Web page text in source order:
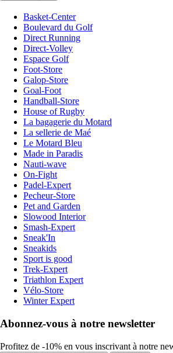
Basket-Center
Boulevard du Golf
Direct Running
Direct-Volley
Espace Golf
Foot-Store
Galop-Store
Goal-Foot
Handball-Store
House of Rugby
La bagagerie du Motard
La sellerie de Maé
Le Motard Bleu
Made in Paradis
Nauti-wave
On-Fight
Padel-Expert
Pecheur-Store
Pet and Garden
Slowood Interior
Smash-Expert
Sneak'In
Sneakids
Sport is good
Trek-Expert
Triathlon Expert
Vélo-Store
Winter Expert
Abonnez-vous à notre newsletter
Profitez de -10% en vous inscrivant à notre